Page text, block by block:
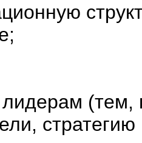
(тем,
стратегию